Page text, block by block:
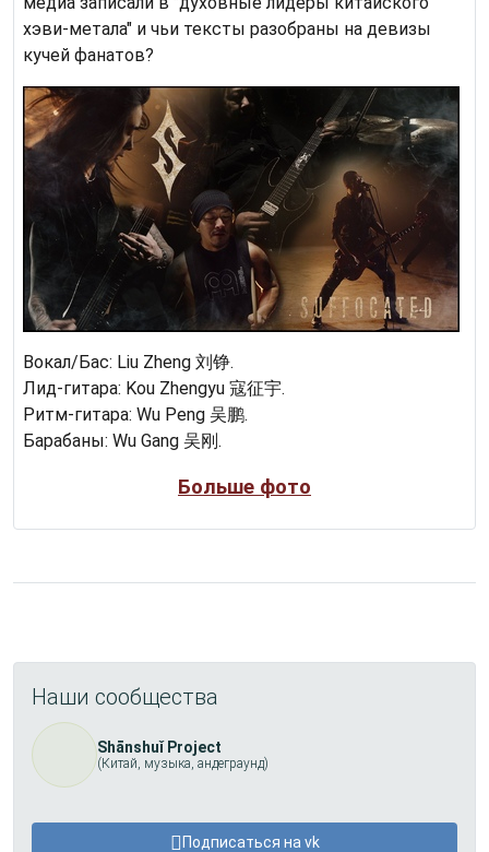
хэви-метала" и чьи тексты разобраны на девизы
кучей фанатов?
Вокал/Бас: Liu Zheng 刘铮.
Лид-гитара: Kou Zhengyu 寇征宇.
Ритм-гитара: Wu Peng 吴鹏.
Барабаны: Wu Gang 吴刚.
Больше фото
Наши сообщества
Shānshuǐ Project
(Китай, музыка, андеграунд)
Подписаться на vk